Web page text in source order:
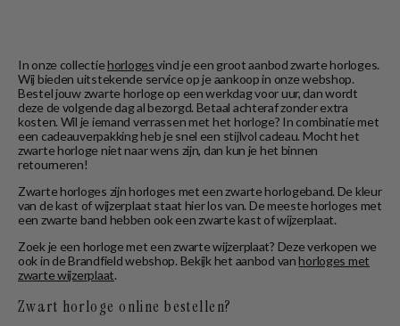
In onze collectiehorlogesvind je een groot aanbod zwarte horloges.
Wij bieden uitstekende service op je aankoop in onze webshop.
Bestel jouw zwarte horloge op een werkdag voor uur, dan wordt
deze de volgende dag al bezorgd. Betaal achteraf zonder extra
kosten. Wil je iemand verrassen met het horloge? In combinatie met
een cadeauverpakking heb je snel een stijlvol cadeau. Mocht het
zwarte horloge niet naar wens zijn, dan kun je het binnen
retourneren!
Zwarte horloges zijn horloges met een zwarte horlogeband. De kleur
van de kast of wijzerplaat staat hier los van. De meeste horloges met
een zwarte band hebben ook een zwarte kast of wijzerplaat.
Zoek je een horloge met een zwarte wijzerplaat? Deze verkopen we
ook in de Brandfield webshop. Bekijk het aanbod vanhorloges met
zwarte wijzerplaat.
Zwart horloge online bestellen?